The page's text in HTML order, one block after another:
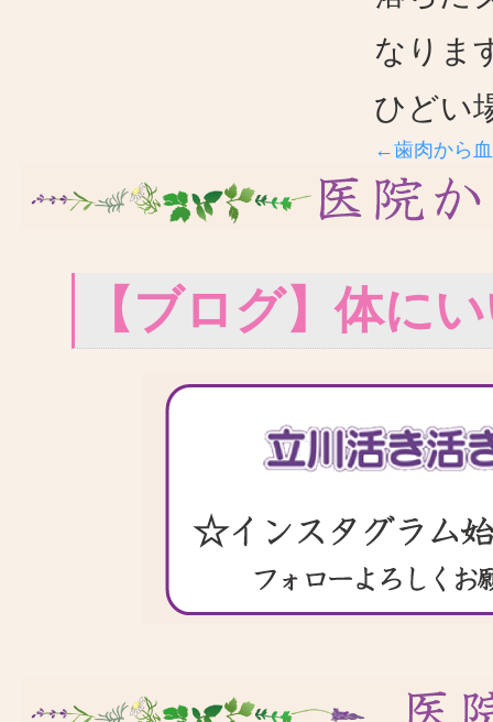
なりま
ひどい
←歯肉から
【ブログ】体に